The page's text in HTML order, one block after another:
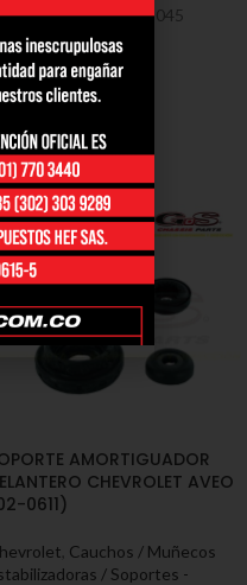
1994/1998 – JAC 1045
AMORTIGUADOR
CHEVROLET AVEO
0611)
Cauchos / Muñecos
/ Soportes -